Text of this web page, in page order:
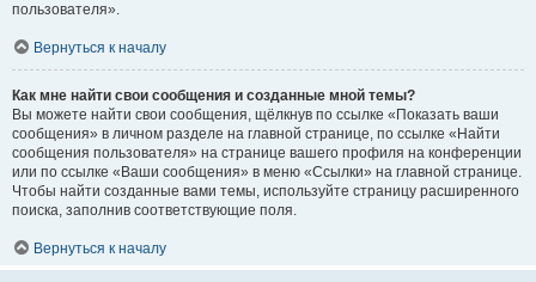
пользователя».
Вернуться к началу
Как мне найти свои сообщения и созданные мной темы?
Вы можете найти свои сообщения, щёлкнув по ссылке «Показать ваши
сообщения» в личном разделе на главной странице, по ссылке «Найти
сообщения пользователя» на странице вашего профиля на конференции
или по ссылке «Ваши сообщения» в меню «Ссылки» на главной странице.
Чтобы найти созданные вами темы, используйте страницу расширенного
поиска, заполнив соответствующие поля.
Вернуться к началу